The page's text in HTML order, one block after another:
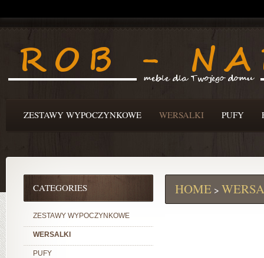
ZESTAWY WYPOCZYNKOWE WERSALKI PUFY
CATEGORIES
ZESTAWY WYPOCZYNKOWE
WERSALKI
PUFY
HOME >